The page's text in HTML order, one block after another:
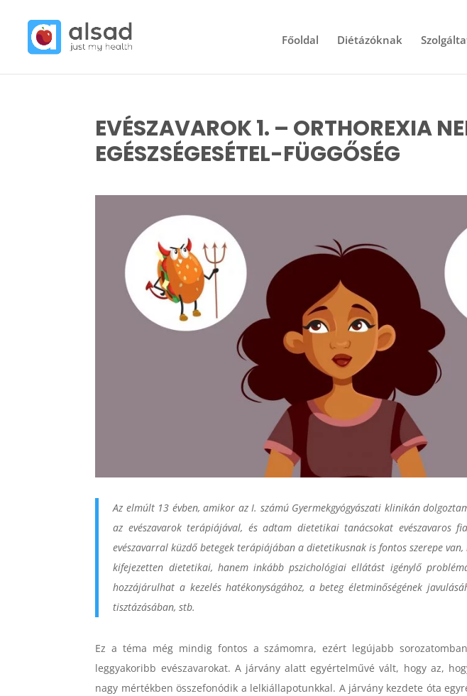
Főoldal Diétázóknak
EVÉSZAVAROK 1. – ORTHOREXIA
EGÉSZSÉGESÉTEL-FÜGGŐSÉG
Az elmúlt 13 évben, amikor az I. számú Gyermekgyógyászati klinikán
az evészavarok terápiájával, és adtam dietetikai tanácsokat evészavaros
evészavarral küzdő betegek terápiájában a dietetikusnak is fontos szerepe
kifejezetten dietetikai, hanem inkább pszichológiai ellátást igénylő
hozzájárulhat a kezelés hatékonyságához, a beteg életminőségének
tisztázásában, stb.
Ez a téma még mindig fontos a számomra, ezért legújabb
leggyakoribb evészavarokat. A járvány alatt egyértelművé vált, hogy az,
nagy mértékben összefonódik a lelkiállapotunkkal. A járvány kezdete óta